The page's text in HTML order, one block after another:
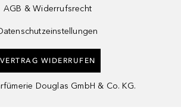
AGB & Widerrufsrecht
VERTRAG WIDERRUFEN
Douglas GmbH & Co. KG.